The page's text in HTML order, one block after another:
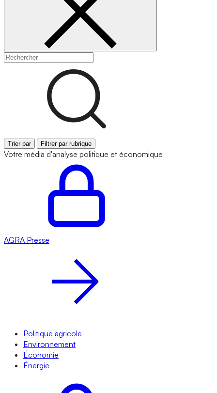
Trier par Filtrer par rubrique
Votre média d'analyse politique et économique
AGRA Presse
Politique agricole
Environnement
Économie
Énergie